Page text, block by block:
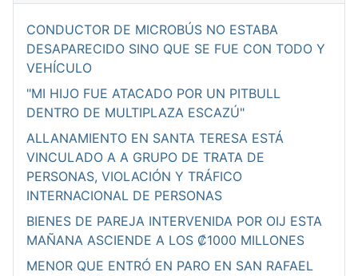
CONDUCTOR DE MICROBÚS NO ESTABA
DESAPARECIDO SINO QUE SE FUE CON TODO Y
VEHÍCULO
"MI HIJO FUE ATACADO POR UN PITBULL
DENTRO DE MULTIPLAZA ESCAZÚ"
ALLANAMIENTO EN SANTA TERESA ESTÁ
VINCULADO A A GRUPO DE TRATA DE
PERSONAS, VIOLACIÓN Y TRÁFICO
INTERNACIONAL DE PERSONAS
BIENES DE PAREJA INTERVENIDA POR OIJ ESTA
MAÑANA ASCIENDE A LOS ₡1000 MILLONES
MENOR QUE ENTRÓ EN PARO EN SAN RAFAEL